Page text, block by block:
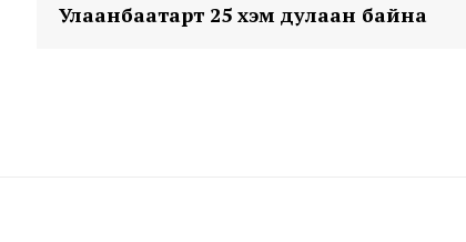
Улаанбаатарт 25 хэм дулаан байна